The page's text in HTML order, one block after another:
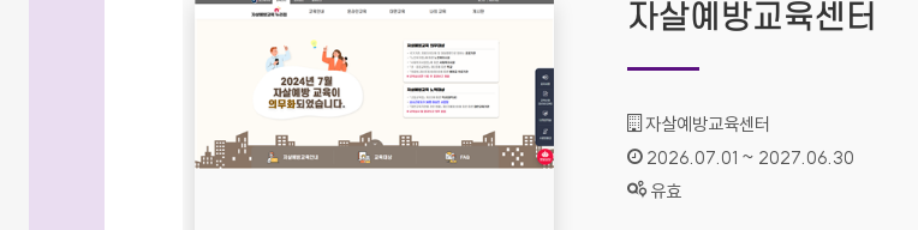
자살예방교육센터
기관명 :
자살예방교육센터
인증기간 :
2026.07.01 ~ 2027.06.30
상태 :
유효